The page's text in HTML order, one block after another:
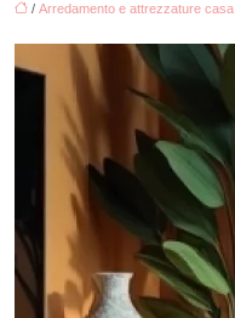
/ Arredamento e attrezzature casa